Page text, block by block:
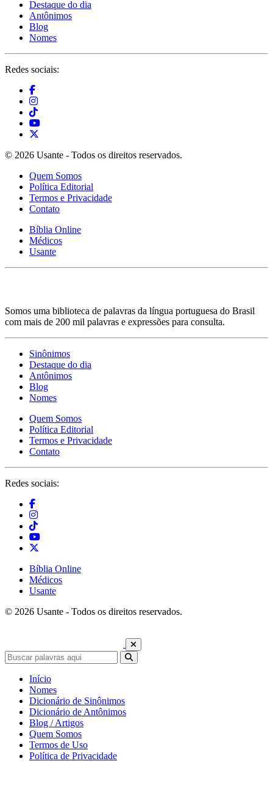
Destaque do dia
Antônimos
Blog
Nomes
Redes sociais:
© 2026 Usante - Todos os direitos reservados.
Quem Somos
Política Editorial
Termos e Privacidade
Contato
Bíblia Online
Médicos
Usante
Somos uma biblioteca de palavras da língua portuguesa do Brasil
com mais de 200 mil palavras e expressões para consulta.
Sinônimos
Destaque do dia
Antônimos
Blog
Nomes
Quem Somos
Política Editorial
Termos e Privacidade
Contato
Redes sociais:
Bíblia Online
Médicos
Usante
© 2026 Usante - Todos os direitos reservados.
Início
Nomes
Dicionário de Sinônimos
Dicionário de Antônimos
Blog / Artigos
Quem Somos
Termos de Uso
Política de Privacidade